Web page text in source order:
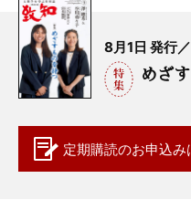
8月1日 発行
めざ
定期購読のお申込み